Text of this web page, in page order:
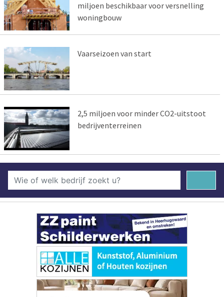
miljoen beschikbaar voor versnelling
woningbouw
Vaarseizoen van start
2,5 miljoen voor minder CO2-uitstoot
bedrijventerreinen